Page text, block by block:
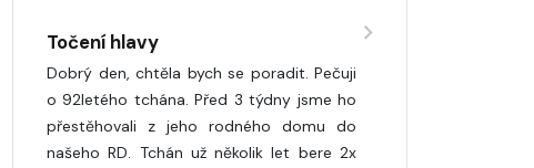
Točení hlavy
Dobrý den, chtěla bych se poradit. Pečuji
o 92letého tchána. Před 3 týdny jsme ho
přestěhovali z jeho rodného domu do
našeho RD. Tchán už několik let bere 2x